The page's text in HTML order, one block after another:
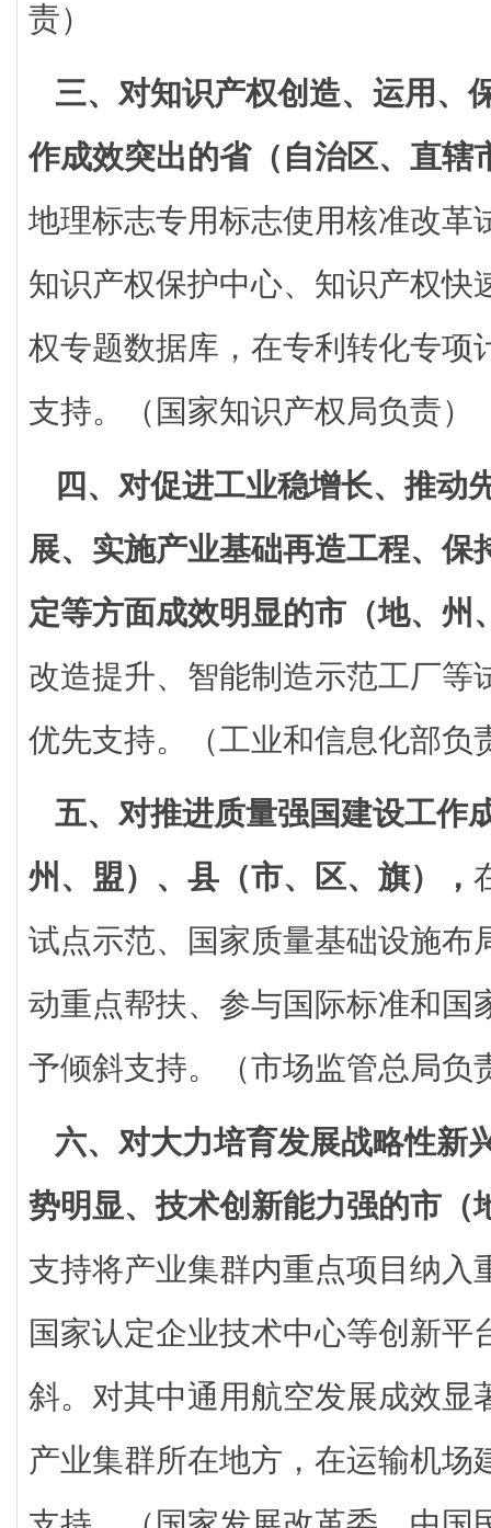
责）
三、对知识产权创造、运用、
作成效突出的省（自治区、直辖
地理标志专用标志使用核准改革
知识产权保护中心、知识产权快
权专题数据库，在专利转化专项
支持。（国家知识产权局负责）
四、对促进工业稳增长、推动
展、实施产业基础再造工程、保
定等方面成效明显的市（地、州
改造提升、智能制造示范工厂等
优先支持。（工业和信息化部负
五、对推进质量强国建设工作
州、盟）、县（市、区、旗），
试点示范、国家质量基础设施布
动重点帮扶、参与国际标准和国
予倾斜支持。（市场监管总局负
六、对大力培育发展战略性新
势明显、技术创新能力强的市（
支持将产业集群内重点项目纳入
国家认定企业技术中心等创新平
斜。对其中通用航空发展成效显
产业集群所在地方，在运输机场